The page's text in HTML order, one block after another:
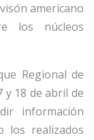
americano
los núcleos
Regional de
y 18 de abril de
información
los realizados